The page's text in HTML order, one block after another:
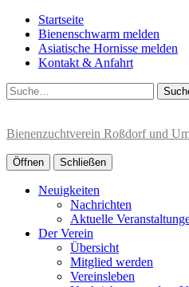
Startseite
Bienenschwarm melden
Asiatische Hornisse melden
Kontakt & Anfahrt
Suche
Bienenzuchtverein Roßdorf und
Öffnen Schließen
Neuigkeiten
Nachrichten
Aktuelle
Der Verein
Übersicht
Mitglied werden
Vereinsleben